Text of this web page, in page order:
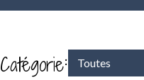
Catégorie: Toutes